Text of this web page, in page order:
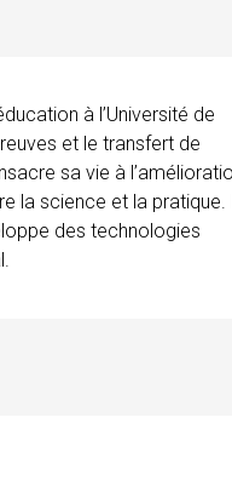
à l’Université de
et le transfert de
sa vie à
la science et la pratique.
des technologies